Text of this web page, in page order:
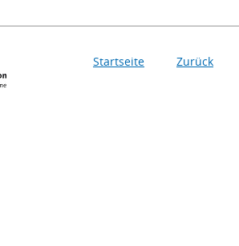
Startseite Zurück